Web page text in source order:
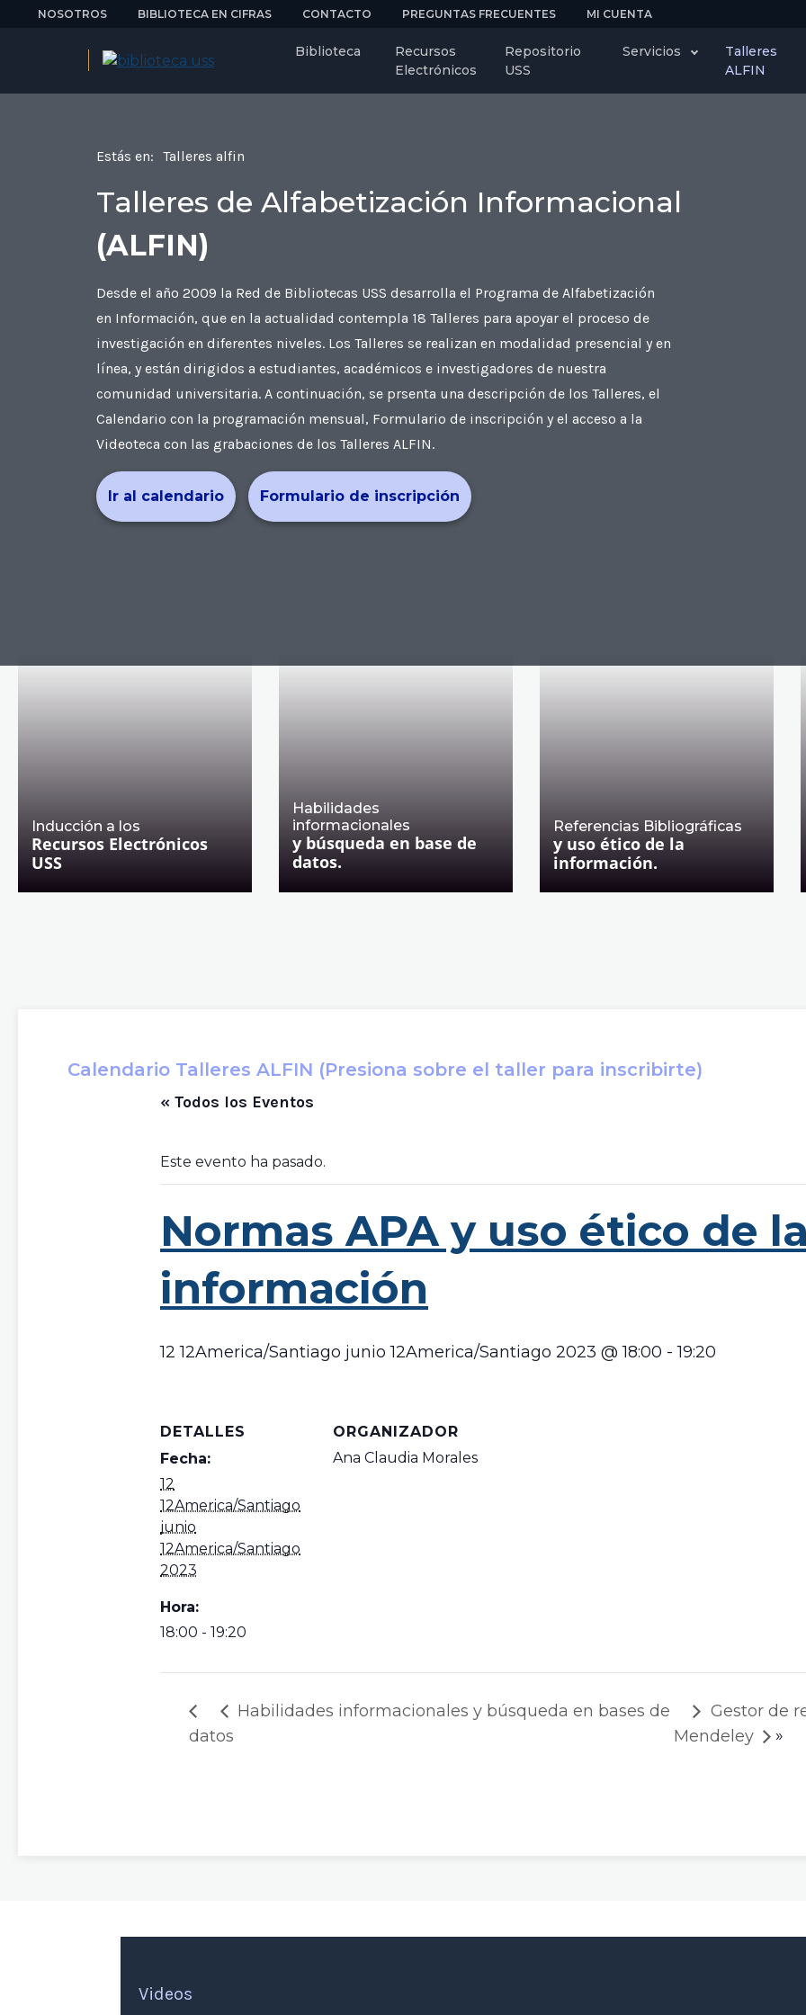
NOSOTROS BIBLIOTECA EN CIFRAS CONTACTO PREGUNTAS FRECUENTES MI CUENTA
Biblioteca
Recursos
Electrónicos
Repositorio
USS
Servicios
Talleres
ALFIN
Estás en: Talleres alfin
Talleres de Alfabetización Informacional
(ALFIN)
Desde el año 2009 la Red de Bibliotecas USS desarrolla el Programa de Alfabetización
en Información, que en la actualidad contempla 18 Talleres para apoyar el proceso de
investigación en diferentes niveles. Los Talleres se realizan en modalidad presencial y en
línea, y están dirigidos a estudiantes, académicos e investigadores de nuestra
comunidad universitaria. A continuación, se prsenta una descripción de los Talleres, el
Calendario con la programación mensual, Formulario de inscripción y el acceso a la
Videoteca con las grabaciones de los Talleres ALFIN.
Ir al calendario Formulario de inscripción
Inducción a los
Recursos Electrónicos
USS
Habilidades
informacionales
y búsqueda en base de
datos.
Referencias Bibliográficas
y uso ético de la
información.
Calendario Talleres ALFIN (Presiona sobre el taller para inscribirte)
« Todos los Eventos
Este evento ha pasado.
Normas APA y uso ético de la
información
12 12America/Santiago junio 12America/Santiago 2023 @ 18:00 -19:20
DETALLES
Fecha:
12
12America/Santiago
junio
12America/Santiago
2023
Hora:
18:00 - 19:20
ORGANIZADOR
Ana Claudia Morales
Habilidades informacionales y búsqueda en bases de
datos
Gestor de
Mendeley
»
Videos